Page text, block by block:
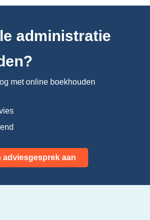
administratie
met online boekhouden
adviesgesprek aan